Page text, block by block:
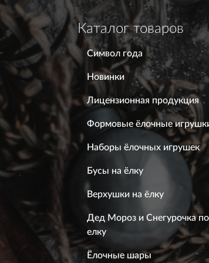
Каталог товаров
Символ года
Новинки
Лицензионная продукция
Формовые ёлочные
Наборы ёлочных игрушек
Бусы на ёлку
Верхушки на ёлку
Дед Мороз и Снегурочка
елку
Ёлочные шары